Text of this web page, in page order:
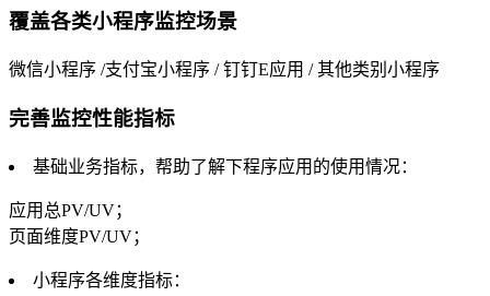
覆盖各类小程序监控场景
微信小程序 /支付宝小程序 / 钉钉E应用 / 其他类别小程序
完善监控性能指标
基础业务指标，帮助了解下程序应用的使用情况：
应用总PV/UV；
页面维度PV/UV；
小程序各维度指标：